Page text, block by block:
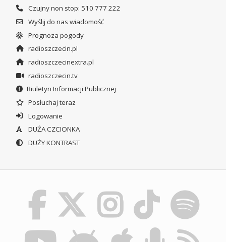
Czujny non stop: 510 777 222
Wyślij do nas wiadomość
Prognoza pogody
radioszczecin.pl
radioszczecinextra.pl
radioszczecin.tv
Biuletyn Informacji Publicznej
Posłuchaj teraz
Logowanie
DUŻA CZCIONKA
DUŻY KONTRAST